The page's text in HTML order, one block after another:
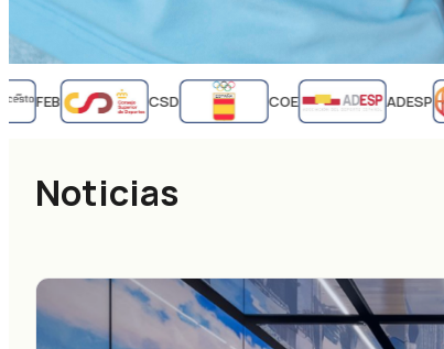
FEB CSD COE ADESP
Noticias